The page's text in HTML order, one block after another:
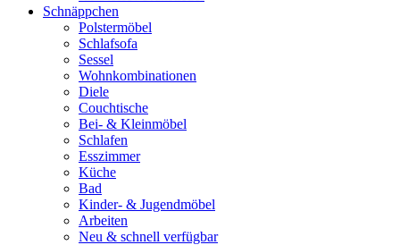
Schnäppchen
Polstermöbel
Schlafsofa
Sessel
Wohnkombinationen
Diele
Couchtische
Bei- & Kleinmöbel
Schlafen
Esszimmer
Küche
Bad
Kinder- & Jugendmöbel
Arbeiten
Neu & schnell verfügbar